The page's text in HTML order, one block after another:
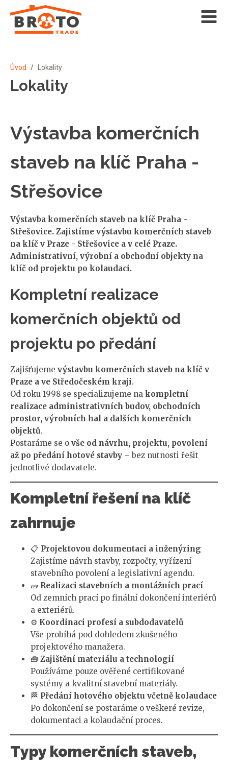
Úvod / Lokality
Lokality
Výstavba komerčních
staveb na klíč Praha -
Střešovice
Výstavba komerčních staveb na klíč Praha -
Střešovice. Zajistíme výstavbu komerčních staveb
na klíč v Praze - Střešovice a v celé Praze.
Administrativní, výrobní a obchodní objekty na
klíč od projektu po kolaudaci.
Kompletní realizace
komerčních objektů od
projektu po předání
Zajišťujeme výstavbu komerčních staveb na klíč v
Praze a ve Středočeském kraji.
Od roku 1998 se specializujeme na kompletní
realizace administrativních budov, obchodních
prostor, výrobních hal a dalších komerčních
objektů.
Postaráme se o vše od návrhu, projektu, povolení
až po předání hotové stavby – bez nutnosti řešit
jednotlivé dodavatele.
Kompletní řešení na klíč
zahrnuje
📋 Projektovou dokumentaci a inženýring
Zajistíme návrh stavby, rozpočty, vyřízení
stavebního povolení a legislativní agendu.
🧱 Realizaci stavebních a montážních prací
Od zemních prací po finální dokončení interiérů
a exteriérů.
⚙️ Koordinaci profesí a subdodavatelů
Vše probíhá pod dohledem zkušeného
projektového manažera.
🧰 Zajištění materiálu a technologií
Používáme pouze ověřené certifikované
systémy a kvalitní stavební materiály.
🏁 Předání hotového objektu včetně kolaudace
Po dokončení se postaráme o veškeré revize,
dokumentaci a kolaudační proces.
Typy komerčních staveb,